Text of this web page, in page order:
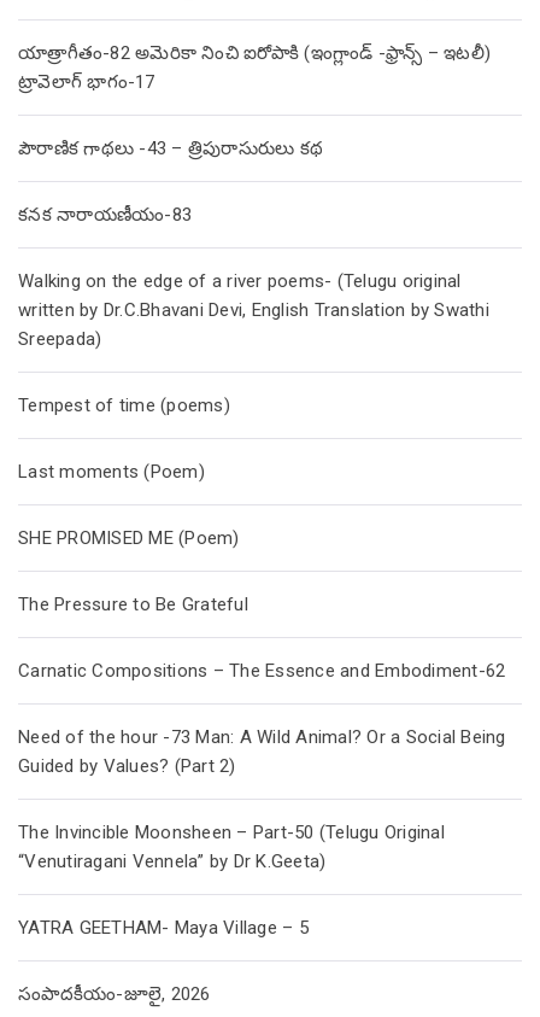
యాత్రాగీతం-82 అమెరికా నించి ఐరోపాకి (ఇంగ్లాండ్ -ఫ్రాన్స్ – ఇటలీ)
ట్రావెలాగ్ భాగం-17
పౌరాణిక గాథలు -43 – త్రిపురాసురులు కథ
కనక నారాయణీయం-83
Walking on the edge of a river poems- (Telugu original
written by Dr.C.Bhavani Devi, English Translation by Swathi
Sreepada)
Tempest of time (poems)
Last moments (Poem)
SHE PROMISED ME (Poem)
The Pressure to Be Grateful
Carnatic Compositions – The Essence and Embodiment-62
Need of the hour -73 Man: A Wild Animal? Or a Social Being
Guided by Values? (Part 2)
The Invincible Moonsheen – Part-50 (Telugu Original
“Venutiragani Vennela” by Dr K.Geeta)
YATRA GEETHAM- Maya Village – 5
సంపాదకీయం-జూలై, 2026